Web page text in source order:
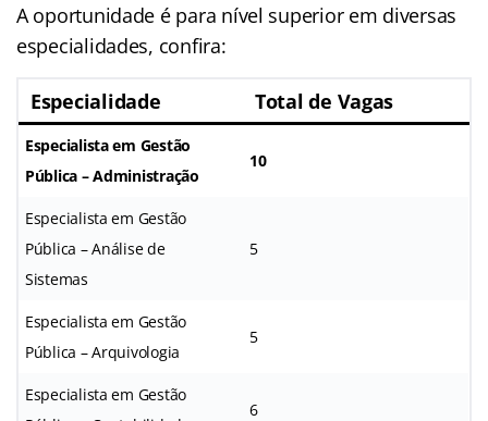
A oportunidade é para nível superior em diversas
especialidades, confira:
Especialidade Total de Vagas
Especialista em Gestão
Pública – Administração
10
Especialista em Gestão
Pública – Análise de
Sistemas
5
Especialista em Gestão
Pública – Arquivologia
5
Especialista em Gestão
6